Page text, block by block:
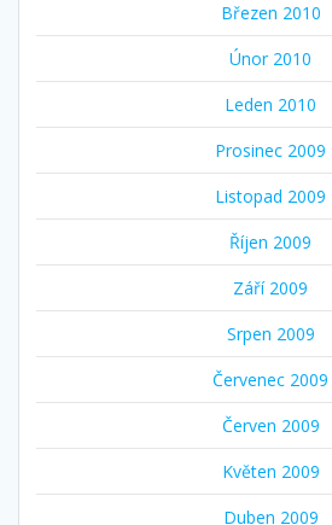
Březen 2010
Únor 2010
Leden 2010
Prosinec 2009
Listopad 2009
Říjen 2009
Září 2009
Srpen 2009
Červenec 2009
Červen 2009
Květen 2009
Duben 2009